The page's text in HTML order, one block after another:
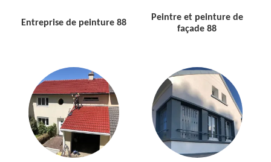
Entreprise de peinture 88
Peintre et peinture de
façade 88